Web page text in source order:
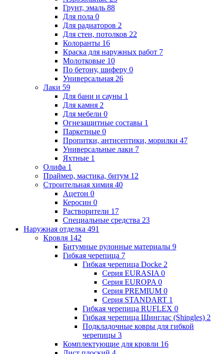
Грунт, эмаль 88
Для пола 0
Для радиаторов 2
Для стен, потолков 22
Колоранты 16
Краска для наружных работ 7
Молотковые 10
По бетону, шиферу 0
Универсальная 26
Лаки 59
Для бани и сауны 1
Для камня 2
Для мебели 0
Огнезащитные составы 1
Паркетные 0
Пропитки, антисептики, морилки 47
Универсальные лаки 7
Яхтные 1
Олифа 1
Праймер, мастика, битум 12
Строительная химия 40
Ацетон 0
Керосин 0
Растворители 17
Специальные средства 23
Наружная отделка 491
Кровля 142
Битумные рулонные материалы 9
Гибкая черепица 7
Гибкая черепица Docke 2
Серия EURASIA 0
Серия EUROPA 0
Серия PREMIUM 0
Серия STANDART 1
Гибкая черепица RUFLEX 0
Гибкая черепица Шинглас (Shingles) 2
Подкладочные ковры для гибкой
черепицы 3
Комплектующие для кровли 16